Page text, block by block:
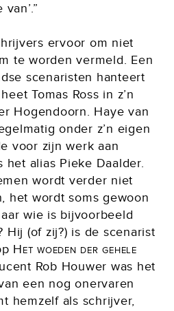
ervoor om niet
te worden vermeld. Een
scenaristen hanteert
Tomas Ross in z’n
Hogendoorn. Haye van
onder z’n eigen
voor zijn werk aan
het alias Pieke Daalder.
wordt verder niet
het wordt soms gewoon
wie is bijvoorbeeld
Hij (of zij?) is de scenarist
Het woeden der gehele
Rob Houwer was het
een nog onervaren
hemzelf als schrijver,